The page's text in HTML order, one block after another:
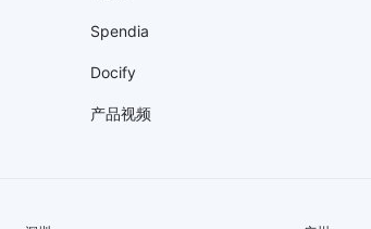
Spendia
Docify
产品视频